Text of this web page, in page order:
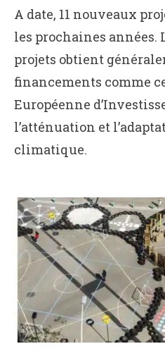
A date, 11 nouveaux
les prochaines années.
projets obtient
financements comme
Européenne
l’atténuation et
climatique.